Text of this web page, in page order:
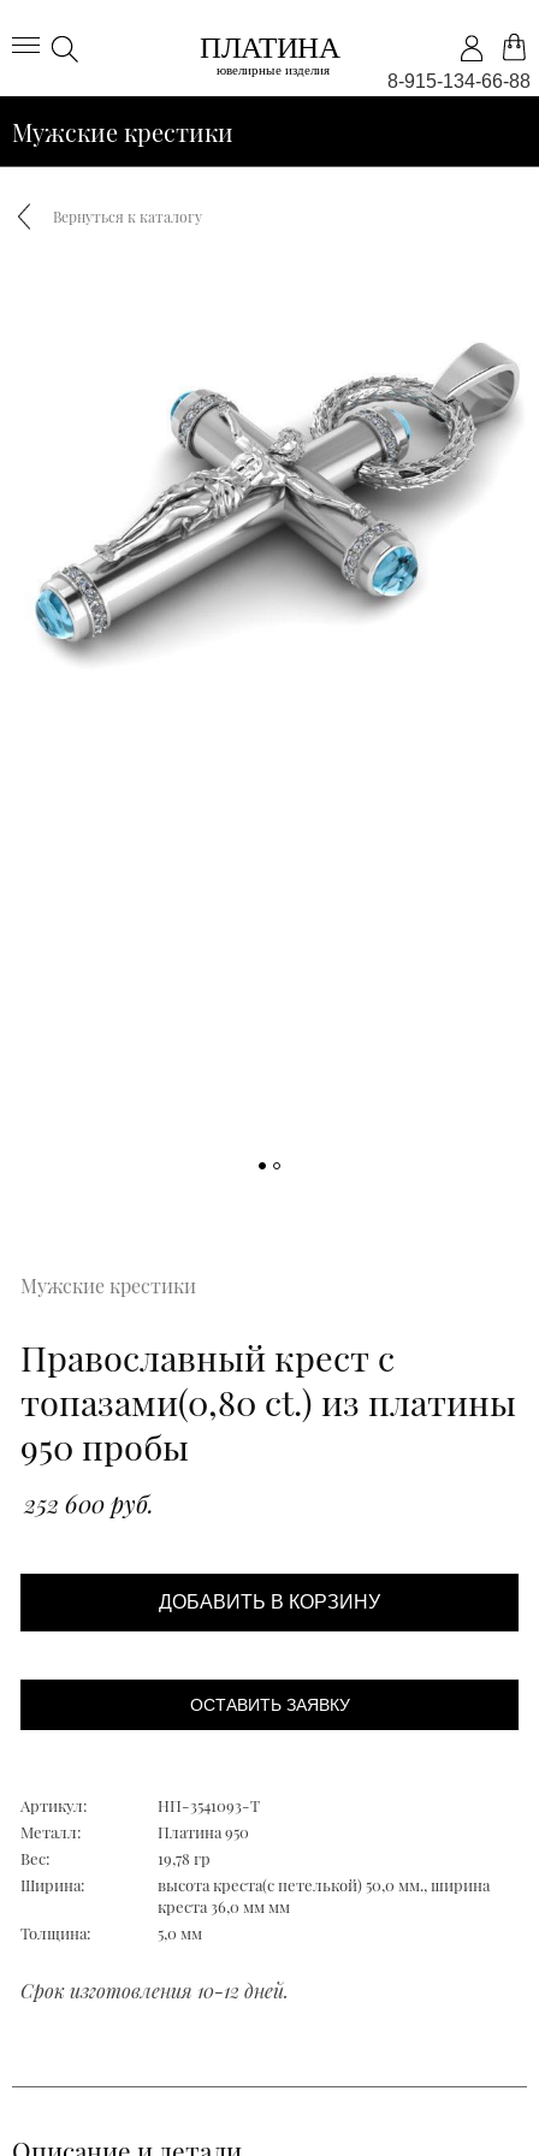
8-915-134-66-88
Мужские крестики
Вернуться к каталогу
Мужские крестики
Православный крест с
топазами(0,80 ct.) из платины
950 пробы
252 600 руб.
ДОБАВИТЬ В КОРЗИНУ
ОСТАВИТЬ ЗАЯВКУ
Артикул:
НП-3541093-T
Металл:
Платина 950
Вес:
19,78 гр
Ширина:
высота креста(с петелькой) 50,0 мм., ширина
креста 36,0 мм мм
Толщина:
5,0 мм
Срок изготовления 10-12 дней.